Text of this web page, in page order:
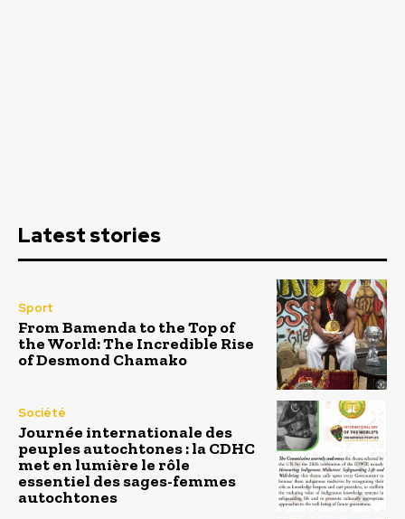
Latest stories
Sport
From Bamenda to the Top of
the World: The Incredible Rise
of Desmond Chamako
Société
Journée internationale des
peuples autochtones : la CDHC
met en lumière le rôle
essentiel des sages-femmes
autochtones